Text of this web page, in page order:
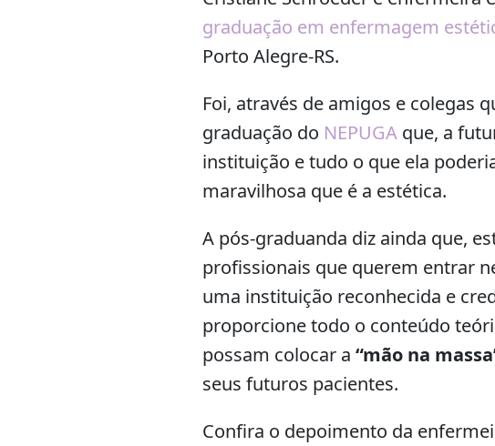
graduação em enfermagem
Porto Alegre-RS.
Foi, através de amigos e colegas
graduação do NEPUGA que, a
instituição e tudo o que ela
maravilhosa que é a estética.
A pós-graduanda diz ainda que,
profissionais que querem entrar
uma instituição reconhecida e
proporcione todo o conteúdo
possam colocar a “mão na
seus futuros pacientes.
Confira o depoimento da